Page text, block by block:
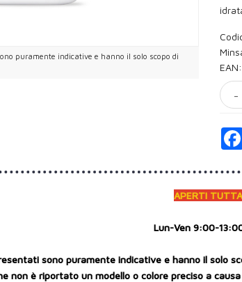
puramente indicative e hanno il solo scopo di
-
APERTI
Lun-Ven 9:00-
sono puramente indicative e hanno il solo
non è riportato un modello o colore preciso a